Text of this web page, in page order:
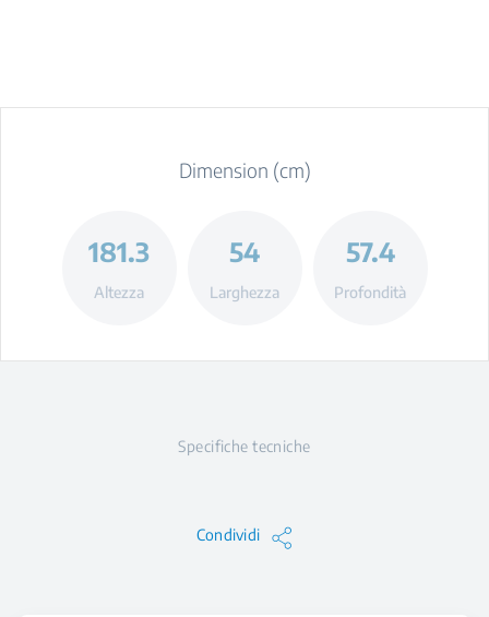
Dimension (cm)
181.3
Altezza
54
Larghezza
57.4
Profondità
Specifiche tecniche
Condividi